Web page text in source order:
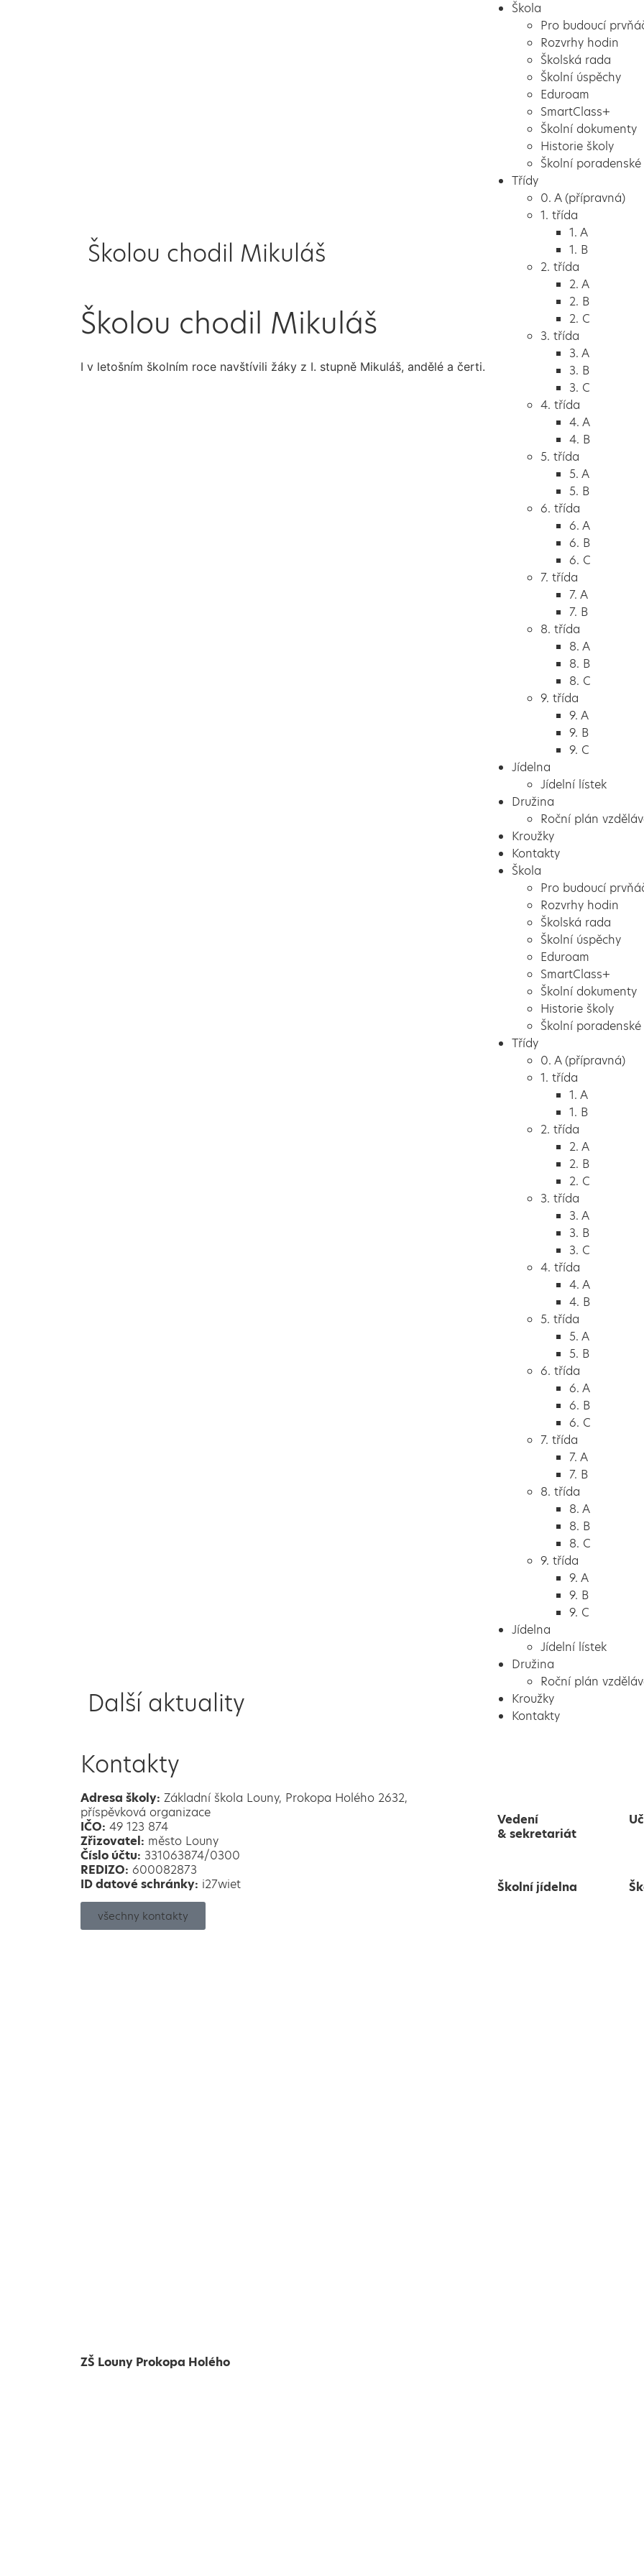
Škola
Pro budoucí
Rozvrhy hodin
Školská rada
Školní úspěchy
Eduroam
SmartClass+
Školní dokumenty
Historie školy
Školní
Třídy
0. A (přípravná)
1. třída
1. A
1. B
2. třída
2. A
2. B
2. C
3. třída
3. A
3. B
3. C
4. třída
4. A
4. B
5. třída
5. A
5. B
6. třída
6. A
6. B
6. C
7. třída
7. A
7. B
8. třída
8. A
8. B
8. C
9. třída
9. A
9. B
9. C
Jídelna
Jídelní lístek
Družina
Roční plán
Kroužky
Kontakty
Škola
Pro budoucí
Rozvrhy hodin
Školská rada
Školní úspěchy
Eduroam
SmartClass+
Školní dokumenty
Historie školy
Školní
Třídy
0. A (přípravná)
1. třída
1. A
1. B
2. třída
2. A
2. B
2. C
3. třída
3. A
3. B
3. C
4. třída
4. A
4. B
5. třída
5. A
5. B
6. třída
6. A
6. B
6. C
7. třída
7. A
7. B
8. třída
8. A
8. B
8. C
9. třída
9. A
9. B
9. C
Jídelna
Jídelní lístek
Družina
Roční plán
Kroužky
Kontakty
Školou chodil Mikuláš
Školou chodil Mikuláš
I v letošním školním roce navštívili žáky z I. stupně Mikuláš, andělé a čerti.
Další aktuality
Kontakty
Adresa školy: Základní škola Louny, Prokopa Holého 2632,
příspěvková organizace
IČO: 49 123 874
Zřizovatel: město Louny
Číslo účtu: 331063874/0300
REDIZO: 600082873
ID datové schránky: i27wiet
všechny kontakty
Vedení
& sekretariát
Školní jídelna
ZŠ Louny Prokopa Holého